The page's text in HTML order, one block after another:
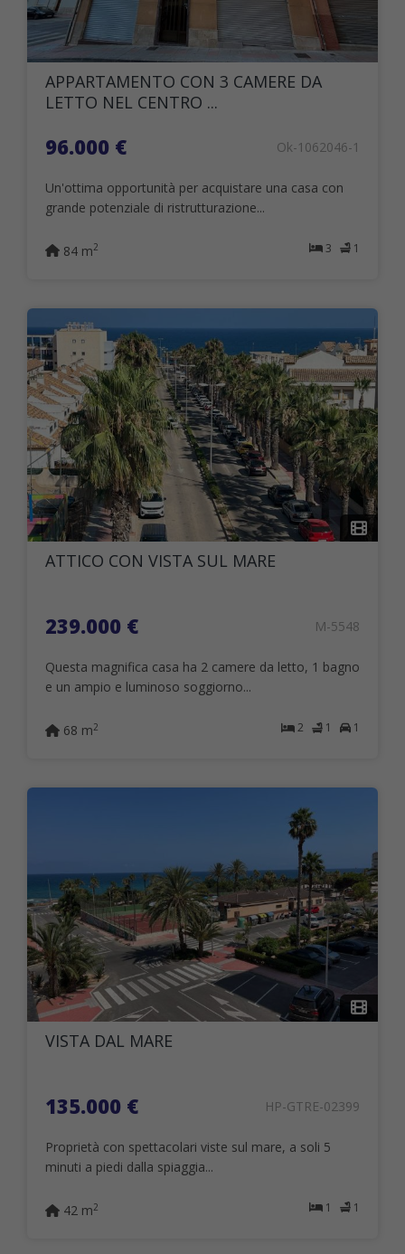
APPARTAMENTO CON 3 CAMERE DA
LETTO NEL CENTRO ...
96.000 € Ok-1062046-1
Un'ottima opportunità per acquistare una casa con
grande potenziale di ristrutturazione...
3 1
84 m2
ATTICO CON VISTA SUL MARE
239.000 € M-5548
Questa magnifica casa ha 2 camere da letto, 1 bagno
e un ampio e luminoso soggiorno...
2 1 1
68 m2
VISTA DAL MARE
135.000 € HP-GTRE-02399
Proprietà con spettacolari viste sul mare, a soli 5
minuti a piedi dalla spiaggia...
1 1
42 m2